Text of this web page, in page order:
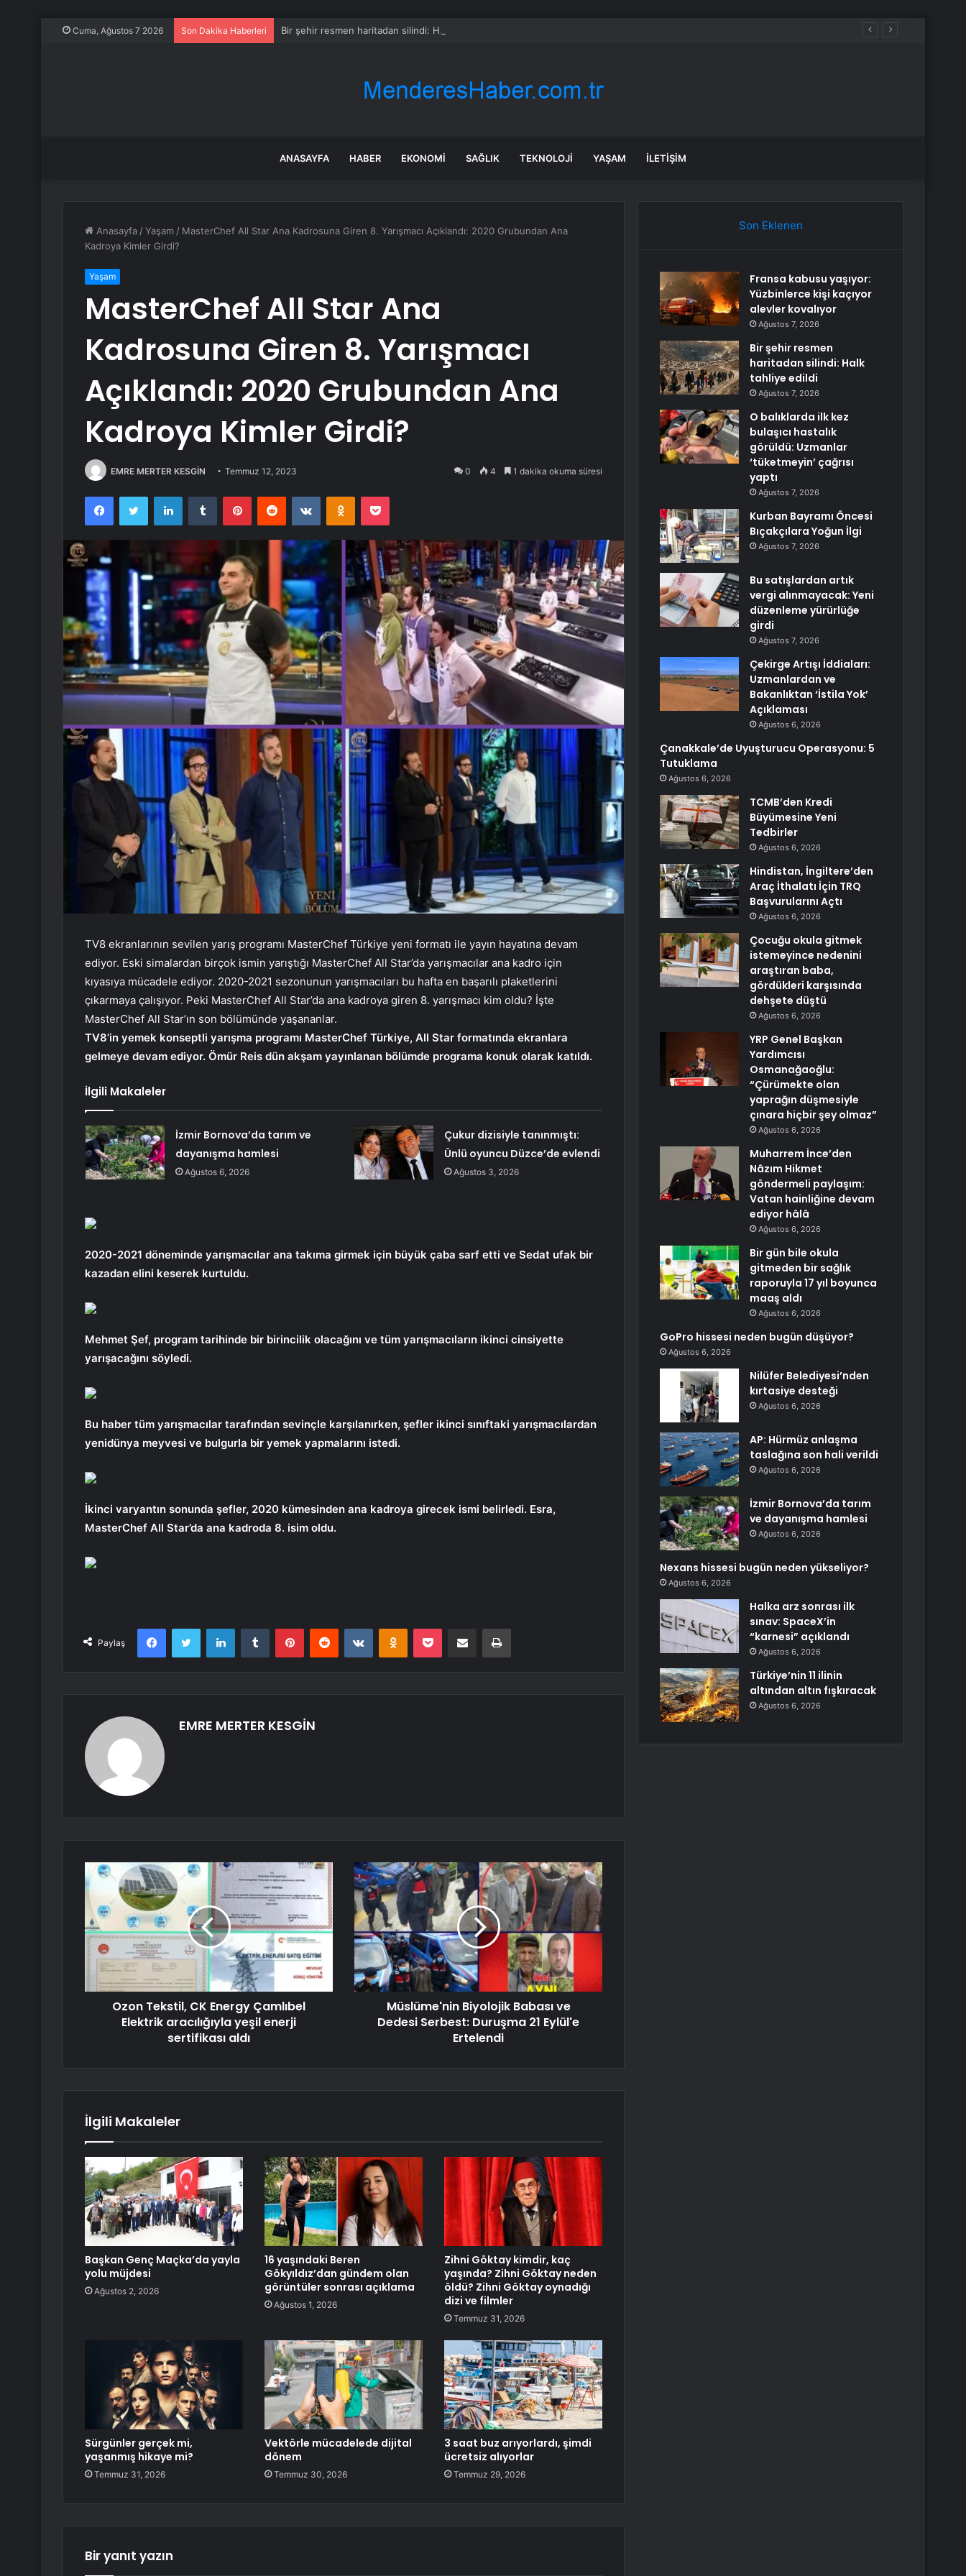
Cuma, Ağustos 7 2026 Son Dakika Haberleri Bir şehir resmen haritadan silindi: Halk tahliye edildi
ANASAYFA HABER EKONOMI SAĞLIK TEKNOLOJI YAŞAM İLETIŞIM
Anasayfa /Yaşam / MasterChef All Star Ana Kadrosuna Giren 8. Yarışmacı Açıklandı: 2020 Grubundan Ana
Kadroya Kimler Girdi?
Yaşam
MasterChef All Star Ana
Kadrosuna Giren 8. Yarışmacı
Açıklandı: 2020 Grubundan Ana
Kadroya Kimler Girdi?
EMRE MERTER KESGİN Temmuz 12, 2023 0 4 1 dakika okuma süresi
FacebookTwitter LinkedInTumblr PinterestReddit VKontakteOdnoklassniki
Pocket
TV8 ekranlarının sevilen yarış programı MasterChef Türkiye yeni formatı ile yayın hayatına devam
ediyor. Eski simalardan birçok ismin yarıştığı MasterChef All Star’da yarışmacılar ana kadro için
kıyasıya mücadele ediyor. 2020-2021 sezonunun yarışmacıları bu hafta en başarılı plaketlerini
çıkarmaya çalışıyor. Peki MasterChef All Star’da ana kadroya giren 8. yarışmacı kim oldu? İşte
MasterChef All Star’ın son bölümünde yaşananlar.
TV8’in yemek konseptli yarışma programı MasterChef Türkiye, All Star formatında ekranlara
gelmeye devam ediyor. Ömür Reis dün akşam yayınlanan bölümde programa konuk olarak katıldı.
İlgili Makaleler
İzmir Bornova’da tarım ve
dayanışma hamlesi
Ağustos 6, 2026
Çukur dizisiyle tanınmıştı:
Ünlü oyuncu Düzce’de evlendi
Ağustos 3, 2026
2020-2021 döneminde yarışmacılar ana takıma girmek için büyük çaba sarf etti ve Sedat ufak bir
kazadan elini keserek kurtuldu.
Mehmet Şef, program tarihinde bir birincilik olacağını ve tüm yarışmacıların ikinci cinsiyette
yarışacağını söyledi.
Bu haber tüm yarışmacılar tarafından sevinçle karşılanırken, şefler ikinci sınıftaki yarışmacılardan
yenidünya meyvesi ve bulgurla bir yemek yapmalarını istedi.
İkinci varyantın sonunda şefler, 2020 kümesinden ana kadroya girecek ismi belirledi. Esra,
MasterChef All Star’da ana kadroda 8. isim oldu.
Paylaş
FacebookTwitter LinkedInTumblr PinterestReddit VKontakteOdnoklassniki
Pocket E-Posta ile paylaş Yazdır
EMRE MERTER KESGİN
Ozon Tekstil, CK Energy Çamlıbel
Elektrik aracılığıyla yeşil enerji
sertifikası aldı
Müslüme'nin Biyolojik Babası ve
Dedesi Serbest: Duruşma 21 Eylül'e
Ertelendi
İlgili Makaleler
Başkan Genç Maçka’da yayla
yolu müjdesi
Ağustos 2, 2026
16 yaşındaki Beren
Gökyıldız’dan gündem olan
görüntüler sonrası açıklama
Ağustos 1, 2026
Zihni Göktay kimdir, kaç
yaşında? Zihni Göktay neden
öldü? Zihni Göktay oynadığı
dizi ve filmler
Temmuz 31, 2026
Sürgünler gerçek mi,
yaşanmış hikaye mi?
Temmuz 31, 2026
Vektörle mücadelede dijital
dönem
Temmuz 30, 2026
3 saat buz arıyorlardı, şimdi
ücretsiz alıyorlar
Temmuz 29, 2026
Bir yanıt yazın
Son Eklenen
Fransa kabusu yaşıyor:
Yüzbinlerce kişi kaçıyor
alevler kovalıyor
Ağustos 7, 2026
Bir şehir resmen
haritadan silindi: Halk
tahliye edildi
Ağustos 7, 2026
O balıklarda ilk kez
bulaşıcı hastalık
görüldü: Uzmanlar
‘tüketmeyin’ çağrısı
yaptı
Ağustos 7, 2026
Kurban Bayramı Öncesi
Bıçakçılara Yoğun İlgi
Ağustos 7, 2026
Bu satışlardan artık
vergi alınmayacak: Yeni
düzenleme yürürlüğe
girdi
Ağustos 7, 2026
Çekirge Artışı İddiaları:
Uzmanlardan ve
Bakanlıktan ‘İstila Yok’
Açıklaması
Ağustos 6, 2026
Çanakkale’de Uyuşturucu Operasyonu: 5
Tutuklama
Ağustos 6, 2026
TCMB’den Kredi
Büyümesine Yeni
Tedbirler
Ağustos 6, 2026
Hindistan, İngiltere’den
Araç İthalatı İçin TRQ
Başvurularını Açtı
Ağustos 6, 2026
Çocuğu okula gitmek
istemeyince nedenini
araştıran baba,
gördükleri karşısında
dehşete düştü
Ağustos 6, 2026
YRP Genel Başkan
Yardımcısı
Osmanağaoğlu:
“Çürümekte olan
yaprağın düşmesiyle
çınara hiçbir şey olmaz”
Ağustos 6, 2026
Muharrem İnce’den
Nâzım Hikmet
göndermeli paylaşım:
Vatan hainliğine devam
ediyor hâlâ
Ağustos 6, 2026
Bir gün bile okula
gitmeden bir sağlık
raporuyla 17 yıl boyunca
maaş aldı
Ağustos 6, 2026
GoPro hissesi neden bugün düşüyor?
Ağustos 6, 2026
Nilüfer Belediyesi’nden
kırtasiye desteği
Ağustos 6, 2026
AP: Hürmüz anlaşma
taslağına son hali verildi
Ağustos 6, 2026
İzmir Bornova’da tarım
ve dayanışma hamlesi
Ağustos 6, 2026
Nexans hissesi bugün neden yükseliyor?
Ağustos 6, 2026
Halka arz sonrası ilk
sınav: SpaceX’in
“karnesi” açıklandı
Ağustos 6, 2026
Türkiye’nin 11 ilinin
altından altın fışkıracak
Ağustos 6, 2026